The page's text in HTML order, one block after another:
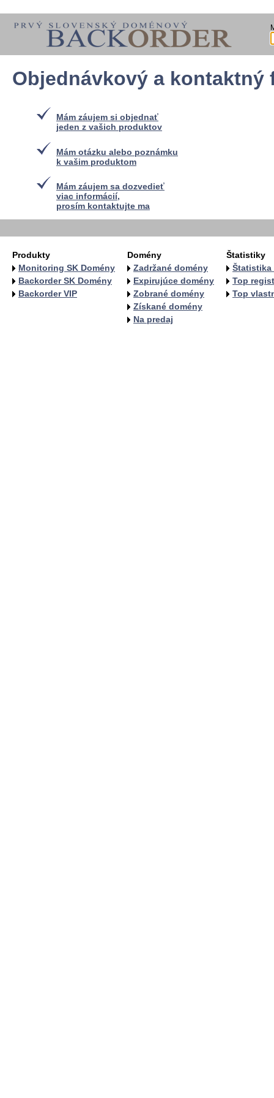
Objednávkový a kontaktný
Mám záujem si objednať
jeden z vašich produktov
Mám otázku alebo poznámku
k vašim produktom
Mám záujem sa dozvedieť
viac informácií,
prosím kontaktujte ma
Produkty
Monitoring SK Domény
Backorder SK Domény
Backorder VIP
Domény
Zadržané domény
Expirujúce domény
Zobrané domény
Získané domény
Na predaj
Štatistiky
Štatistika
Top
Top